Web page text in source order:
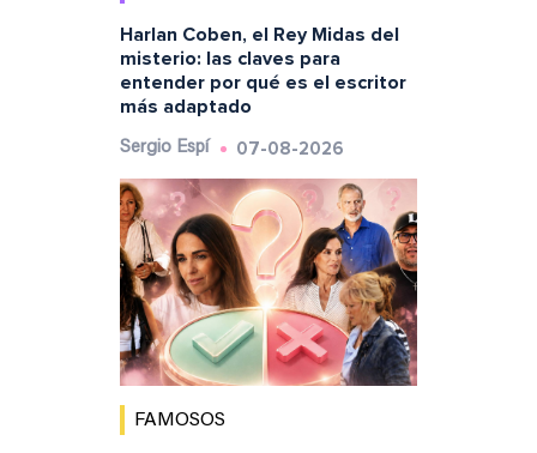
Harlan Coben, el Rey Midas del
misterio: las claves para
entender por qué es el escritor
más adaptado
Sergio Espí 07-08-2026
FAMOSOS